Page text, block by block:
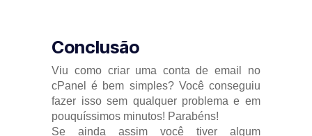
Conclusão
Viu como criar uma conta de email no
cPanel é bem simples? Você conseguiu
fazer isso sem qualquer problema e em
pouquíssimos minutos! Parabéns!
Se ainda assim você tiver algum